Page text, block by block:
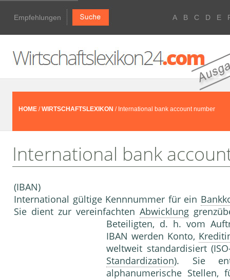
Empfehlungen A B C D E
HOME /WIRTSCHAFTSLEXIKON / International bank account number
International bank
(IBAN)
International gültige Kennnummer für ein
Sie dient zur vereinfachten Abwicklung
Beteiligten, d. h. vom
IBAN werden Konto,
weltweit standardisiert
Standardization). Sie
alphanumerische